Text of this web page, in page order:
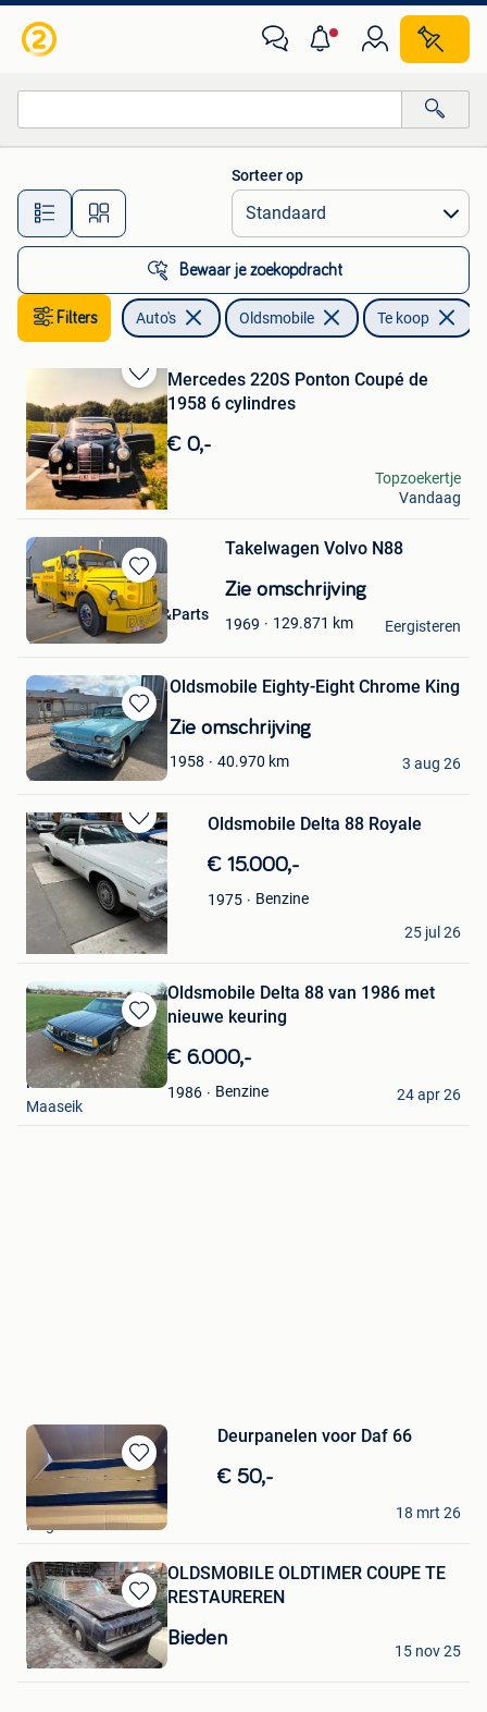
Alle afstanden…
Sorteer op
Bewaar je zoekopdracht
Filters Auto's Oldsmobile Te koop
Bewaren
in
Mijn
Favorieten
Mercedes 220S Ponton Coupé de
1958 6 cylindres
€ 0,-
gajewskagosia
Bruxelles
Topzoekertje
Vandaag
Bewaren
in
Mijn
Favorieten
Takelwagen Volvo N88
Zie omschrijving
1969 129.871 km
Toon Netten Trucks&Parts
Terneuzen
Eergisteren
Bewaren
in
Mijn
Favorieten
Oldsmobile Eighty-Eight Chrome King
Zie omschrijving
1958 40.970 km
johnny
Tienen
3 aug 26
Bewaren
Mijn
Favorieten
Oldsmobile Delta 88 Royale
€ 15.000,-
1975
Benzine
Willy de Zwerver
Wuustwezel
25 jul 26
Bewaren
in
Mijn
Favorieten
Oldsmobile Delta 88 van 1986 met
nieuwe keuring
€ 6.000,-
1986 Benzine
M
Maaseik
24 apr 26
Bewaren
in
Mijn
Favorieten
Deurpanelen voor Daf 66
€ 50,-
snor
Izegem
18 mrt 26
Bewaren
in
Mijn
Favorieten
OLDSMOBILE OLDTIMER COUPE TE
RESTAUREREN
Bieden
uitdentijd
Deinze
15 nov 25